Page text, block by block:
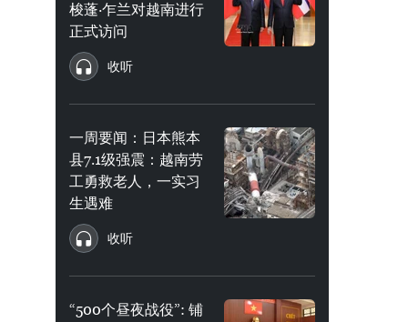
梭蓬·乍兰对越南进行
正式访问
收听
一周要闻：日本熊本
县7.1级强震：越南劳
工勇救老人，一实习
生遇难
收听
“500个昼夜战役”: 铺